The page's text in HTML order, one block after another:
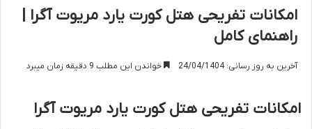
امکانات تفریحی هتل کورت یارد مریوت آگرا |
راهنمای کامل
آخرین به روز رسانی: 24/04/1404 خواندن این مطلب 9 دقیقه زمان میبرد
امکانات تفریحی هتل کورت یارد مریوت آگرا